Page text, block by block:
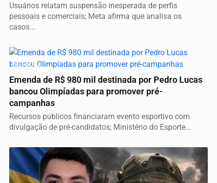
Usuários relatam suspensão inesperada de perfis
pessoais e comerciais; Meta afirma que analisa os
casos...
DEU RUIM
Emenda de R$ 980 mil destinada por Pedro Lucas
bancou Olimpíadas para promover pré-
campanhas
Recursos públicos financiaram evento esportivo com
divulgação de pré-candidatos; Ministério do Esporte...